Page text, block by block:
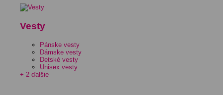
Vesty
Pánske vesty
Dámske vesty
Detské vesty
Unisex vesty
+ 2 ďalšie